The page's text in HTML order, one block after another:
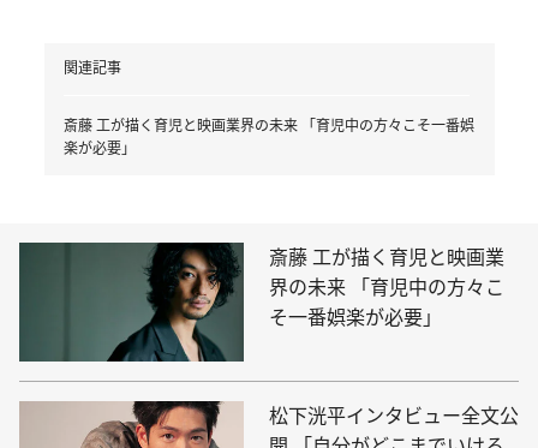
関連記事
斎藤 工が描く育児と映画業界の未来 「育児中の方々こそ一番娯
楽が必要」
斎藤 工が描く育児と映画業
界の未来 「育児中の方々こ
そ一番娯楽が必要」
松下洸平インタビュー全文公